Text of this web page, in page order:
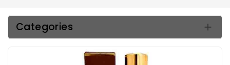
Categories 